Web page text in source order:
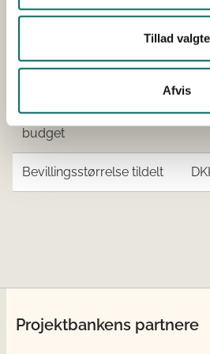
Tillad valgte
Afvis
Projektets samlede
budget
Bevillingsstørrelse tildelt
Projektbankens partnere